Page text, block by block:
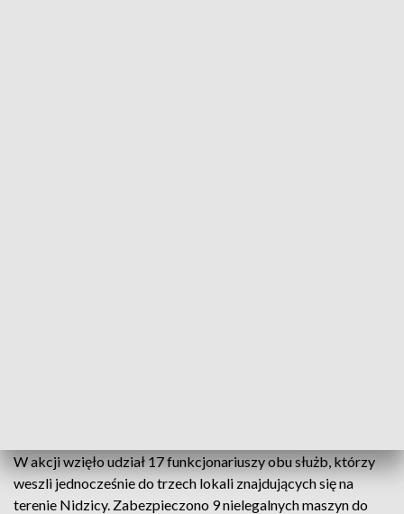
W akcji wzięło udział 17 funkcjonariuszy obu służb, którzy
weszli jednocześnie do trzech lokali znajdujących się na
terenie Nidzicy. Zabezpieczono 9 nielegalnych maszyn do